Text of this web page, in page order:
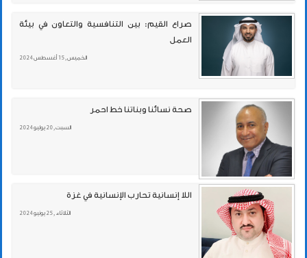
صراع القيم: بين التنافسية والتعاون في بيئة
العمل
الخميس , 15 أغسطس 2024
صحة نسائنا وبناتنا خط احمر
السبت , 20 يوليو 2024
اللا إنسانية تحارب الإنسانية في غزة
الثلاثاء , 25 يونيو 2024